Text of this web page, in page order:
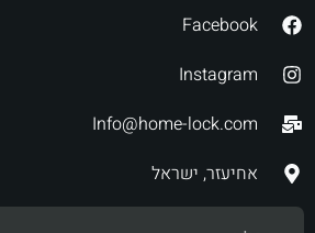
Facebook
Instagram
Info@home-lock.com
אחיעזר, ישראל